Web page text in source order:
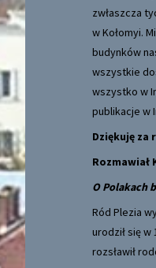
zwłaszcza
w Kołomyi.
budynków
wszystkie
wszystko w
publikacje w
Dziękuję
Rozmawiał
O Polakach
Ród Plezia
urodził się w
rozsławił